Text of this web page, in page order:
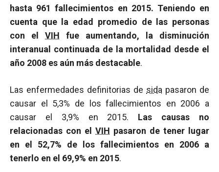
hasta 961 fallecimientos en 2015. Teniendo en
cuenta que la edad promedio de las personas
con el VIH fue aumentando, la disminución
interanual continuada de la mortalidad desde el
año 2008 es aún más destacable.
Las enfermedades definitorias de sida pasaron de
causar el 5,3% de los fallecimientos en 2006 a
causar el 3,9% en 2015. Las causas no
relacionadas con el VIH pasaron de tener lugar
en el 52,7% de los fallecimientos en 2006 a
tenerlo en el 69,9% en 2015.